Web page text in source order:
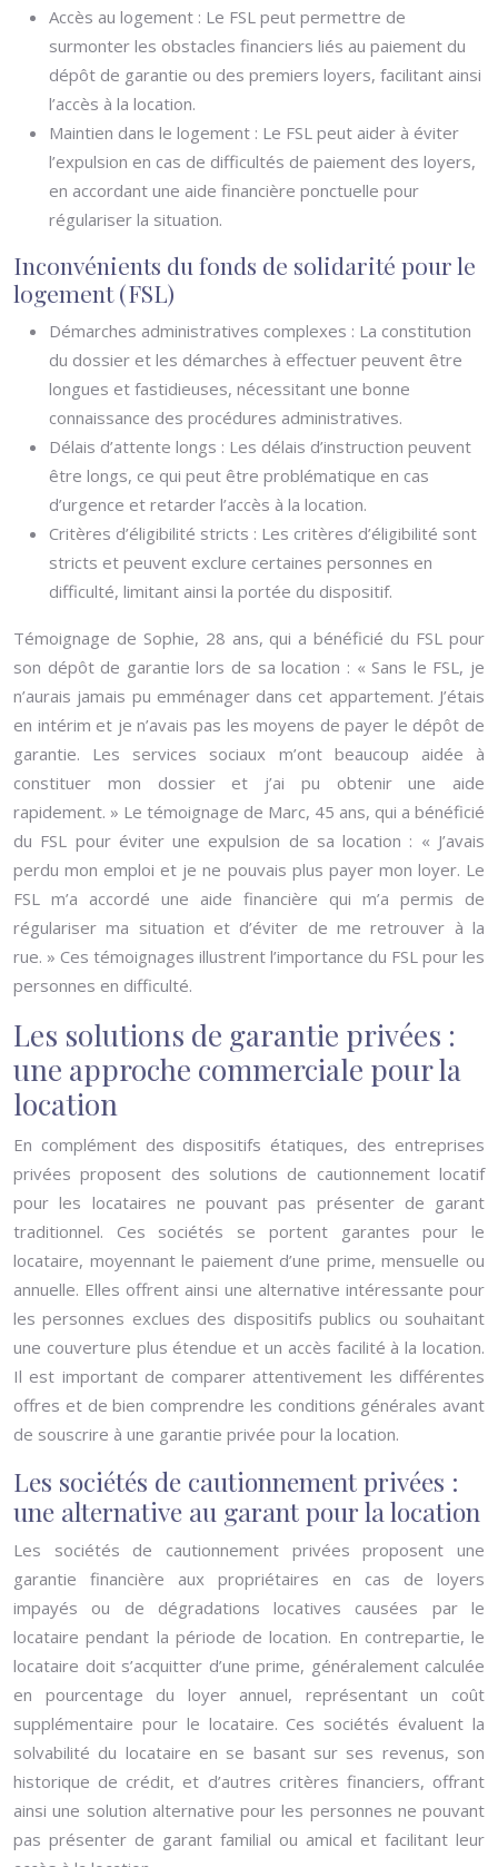
Accès au logement : Le FSL peut permettre de
surmonter les obstacles financiers liés au paiement du
dépôt de garantie ou des premiers loyers, facilitant ainsi
l’accès à la location.
Maintien dans le logement : Le FSL peut aider à éviter
l’expulsion en cas de difficultés de paiement des loyers,
en accordant une aide financière ponctuelle pour
régulariser la situation.
Inconvénients du fonds de solidarité pour le
logement (FSL)
Démarches administratives complexes : La constitution
du dossier et les démarches à effectuer peuvent être
longues et fastidieuses, nécessitant une bonne
connaissance des procédures administratives.
Délais d’attente longs : Les délais d’instruction peuvent
être longs, ce qui peut être problématique en cas
d’urgence et retarder l’accès à la location.
Critères d’éligibilité stricts : Les critères d’éligibilité sont
stricts et peuvent exclure certaines personnes en
difficulté, limitant ainsi la portée du dispositif.
Témoignage de Sophie, 28 ans, qui a bénéficié du FSL pour
son dépôt de garantie lors de sa location : « Sans le FSL, je
n’aurais jamais pu emménager dans cet appartement. J’étais
en intérim et je n’avais pas les moyens de payer le dépôt de
garantie. Les services sociaux m’ont beaucoup aidée à
constituer mon dossier et j’ai pu obtenir une aide
rapidement. » Le témoignage de Marc, 45 ans, qui a bénéficié
du FSL pour éviter une expulsion de sa location : « J’avais
perdu mon emploi et je ne pouvais plus payer mon loyer. Le
FSL m’a accordé une aide financière qui m’a permis de
régulariser ma situation et d’éviter de me retrouver à la
rue. » Ces témoignages illustrent l’importance du FSL pour les
personnes en difficulté.
Les solutions de garantie privées :
une approche commerciale pour la
location
En complément des dispositifs étatiques, des entreprises
privées proposent des solutions de cautionnement locatif
pour les locataires ne pouvant pas présenter de garant
traditionnel. Ces sociétés se portent garantes pour le
locataire, moyennant le paiement d’une prime, mensuelle ou
annuelle. Elles offrent ainsi une alternative intéressante pour
les personnes exclues des dispositifs publics ou souhaitant
une couverture plus étendue et un accès facilité à la location.
Il est important de comparer attentivement les différentes
offres et de bien comprendre les conditions générales avant
de souscrire à une garantie privée pour la location.
Les sociétés de cautionnement privées :
une alternative au garant pour la location
Les sociétés de cautionnement privées proposent une
garantie financière aux propriétaires en cas de loyers
impayés ou de dégradations locatives causées par le
locataire pendant la période de location. En contrepartie, le
locataire doit s’acquitter d’une prime, généralement calculée
en pourcentage du loyer annuel, représentant un coût
supplémentaire pour le locataire. Ces sociétés évaluent la
solvabilité du locataire en se basant sur ses revenus, son
historique de crédit, et d’autres critères financiers, offrant
ainsi une solution alternative pour les personnes ne pouvant
pas présenter de garant familial ou amical et facilitant leur